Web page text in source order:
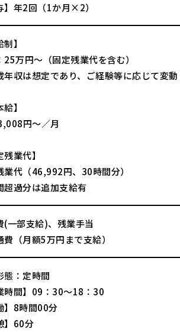
】年2回（1か月×2）
制】
25万円～（固定残業代を含む）
収は想定であり、ご経験等に応じて変動
給】
円～／月
残業代】
業代（46,992円、30時間分）
過分は追加支給有
(一部支給)、残業手当
（月額5万円まで支給）
態：定時間
時間】09：30～18：30
】8時間00分
】60分